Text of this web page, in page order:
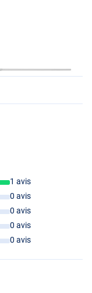
1 avis
0 avis
0 avis
0 avis
0 avis